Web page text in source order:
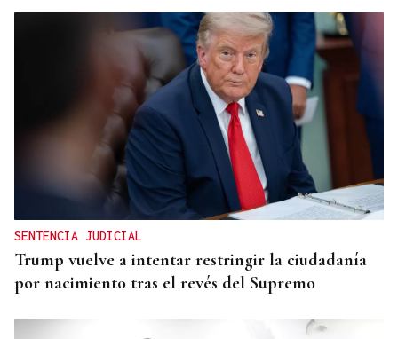
SENTENCIA JUDICIAL
Trump vuelve a intentar restringir la ciudadanía
por nacimiento tras el revés del Supremo